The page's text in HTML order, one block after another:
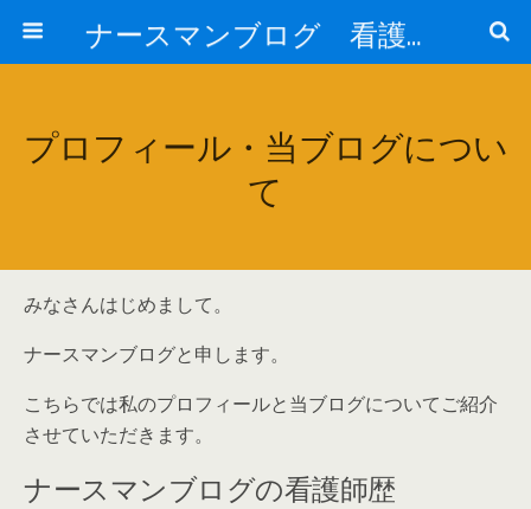
ナースマンブログ 看護に関わるすべての方へ
プロフィール・当ブログについ
て
みなさんはじめまして。
ナースマンブログと申します。
こちらでは私のプロフィールと当ブログについてご紹介
させていただきます。
ナースマンブログの看護師歴